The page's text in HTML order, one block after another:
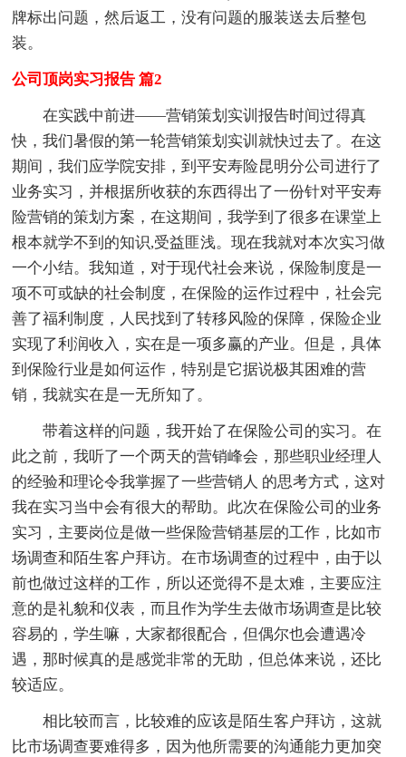
牌标出问题，然后返工，没有问题的服装送去后整包
装。
公司顶岗实习报告 篇2
在实践中前进——营销策划实训报告时间过得真
快，我们暑假的第一轮营销策划实训就快过去了。在这
期间，我们应学院安排，到平安寿险昆明分公司进行了
业务实习，并根据所收获的东西得出了一份针对平安寿
险营销的策划方案，在这期间，我学到了很多在课堂上
根本就学不到的知识,受益匪浅。现在我就对本次实习做
一个小结。我知道，对于现代社会来说，保险制度是一
项不可或缺的社会制度，在保险的运作过程中，社会完
善了福利制度，人民找到了转移风险的保障，保险企业
实现了利润收入，实在是一项多赢的产业。但是，具体
到保险行业是如何运作，特别是它据说极其困难的营
销，我就实在是一无所知了。
带着这样的问题，我开始了在保险公司的实习。在
此之前，我听了一个两天的营销峰会，那些职业经理人
的经验和理论令我掌握了一些营销人 的思考方式，这对
我在实习当中会有很大的帮助。此次在保险公司的业务
实习，主要岗位是做一些保险营销基层的工作，比如市
场调查和陌生客户拜访。在市场调查的过程中，由于以
前也做过这样的工作，所以还觉得不是太难，主要应注
意的是礼貌和仪表，而且作为学生去做市场调查是比较
容易的，学生嘛，大家都很配合，但偶尔也会遭遇冷
遇，那时候真的是感觉非常的无助，但总体来说，还比
较适应。
相比较而言，比较难的应该是陌生客户拜访，这就
比市场调查要难得多，因为他所需要的沟通能力更加突